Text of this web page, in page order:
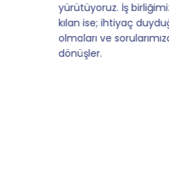
yürütüyoruz. İş birliğimizi
kılan ise; ihtiyaç
olmaları ve sorularımıza
dönüşler.